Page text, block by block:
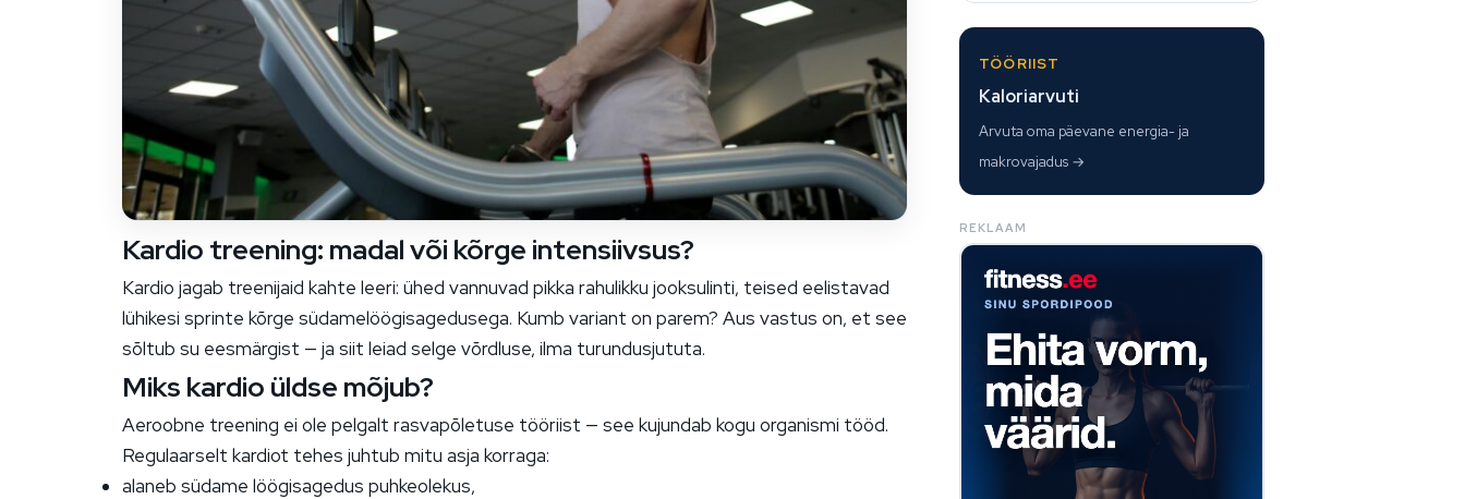
Kardio treening: madal või kõrge intensiivsus?
Kardio jagab treenijaid kahte leeri: ühed vannuvad pikka rahulikku jooksulinti, teised eelistavad
lühikesi sprinte kõrge südamelöögisagedusega. Kumb variant on parem? Aus vastus on, et see
sõltub su eesmärgist — ja siit leiad selge võrdluse, ilma turundusjututa.
Miks kardio üldse mõjub?
Aeroobne treening ei ole pelgalt rasvapõletuse tööriist — see kujundab kogu organismi tööd.
Regulaarselt kardiot tehes juhtub mitu asja korraga:
alaneb südame löögisagedus puhkeolekus,
TÖÖRIIST
Kaloriarvuti
Arvuta oma päevane energia- ja
makrovajadus →
REKLAAM